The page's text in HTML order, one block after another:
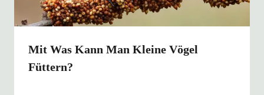
Mit Was Kann Man Kleine Vögel
Füttern?